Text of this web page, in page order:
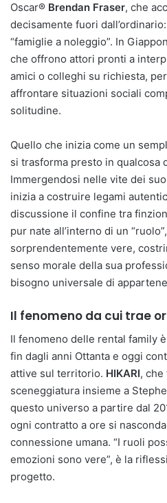
Oscar® Brendan Fraser, che
decisamente fuori
“famiglie a noleggio”. In
che offrono attori pronti a
amici o colleghi su richiesta,
affrontare situazioni sociali
solitudine.
Quello che inizia come un
si trasforma presto in qualcosa
Immergendosi nelle vite dei
inizia a costruire legami
discussione il confine tra
pur nate all’interno di un
sorprendentemente vere,
senso morale della sua
bisogno universale di
Il fenomeno da cui trae
Il fenomeno delle rental family
fin dagli anni Ottanta e oggi
attive sul territorio. HIKARI, che
sceneggiatura insieme a
questo universo a partire dal
ogni contratto a ore si
connessione umana. “I ruoli
emozioni sono vere”, è la
progetto.